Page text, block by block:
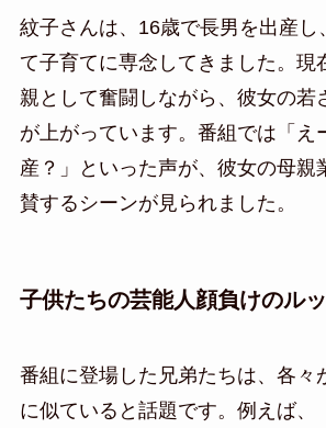
紋子さんは、16歳で長男を出産し
て子育てに専念してきました。現
親として奮闘しながら、彼女の若
が上がっています。番組では「え
産？」といった声が、彼女の母親
賛するシーンが見られました。
子供たちの芸能人顔負けのル
番組に登場した兄弟たちは、各々
に似ていると話題です。例えば、